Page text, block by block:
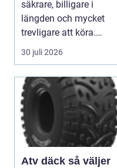
säkrare, billigare i
längden och mycket
trevligare att köra.
Trots det väntar mån...
30 juli 2026
Atv däck så väljer